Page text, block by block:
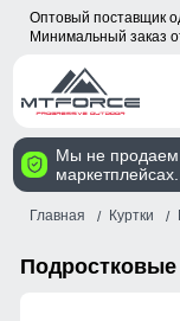
Оптовый поставщик
Минимальный заказ
Мы не продаем
маркетплейсах.
Главная Куртки